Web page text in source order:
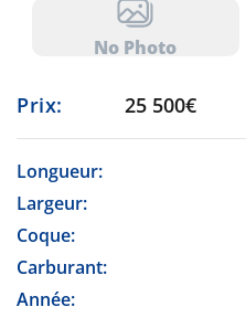
No Photo
Prix: 25 500€
Longueur:
Largeur:
Coque:
Carburant:
Année: